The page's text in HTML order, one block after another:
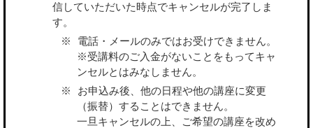
信していただいた時点でキャンセルが完了しま
す。
電話・メールのみではお受けできません。
※受講料のご入金がないことをもってキャ
ンセルとはみなしません。
お申込み後、他の日程や他の講座に変更
（振替）することはできません。
一旦キャンセルの上、ご希望の講座を改め